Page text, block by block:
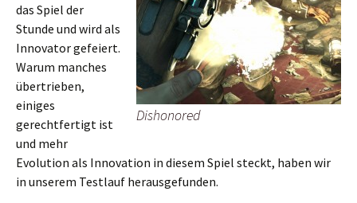
Dishonored
das Spiel der
Stunde und wird als
Innovator gefeiert.
Warum manches
übertrieben,
einiges
gerechtfertigt ist
und mehr
Evolution als Innovation in diesem Spiel steckt, haben wir
in unserem Testlauf herausgefunden.